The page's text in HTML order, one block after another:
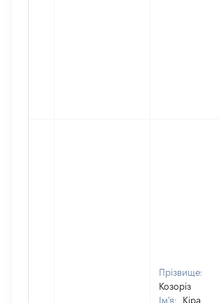
Прізвище:
Козоріз
Ім'я:
Кіра